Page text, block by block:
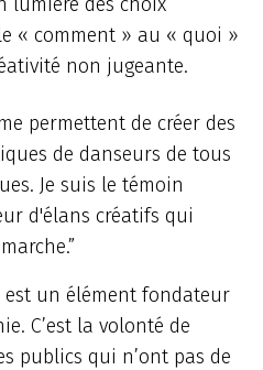
« comment » au « quoi »
non jugeante.
permettent de créer des
de danseurs de tous
Je suis le témoin
d'élans créatifs qui
est un élément fondateur
C’est la volonté de
publics qui n’ont pas de